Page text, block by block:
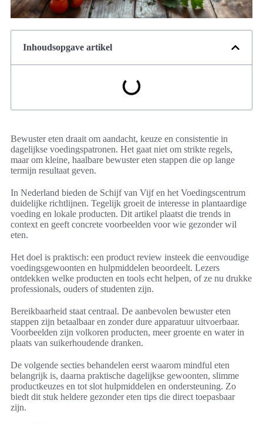
Inhoudsopgave artikel
Bewuster eten draait om aandacht, keuze en consistentie in
dagelijkse voedingspatronen. Het gaat niet om strikte regels,
maar om kleine, haalbare bewuster eten stappen die op lange
termijn resultaat geven.
In Nederland bieden de Schijf van Vijf en het Voedingscentrum
duidelijke richtlijnen. Tegelijk groeit de interesse in plantaardige
voeding en lokale producten. Dit artikel plaatst die trends in
context en geeft concrete voorbeelden voor wie gezonder wil
eten.
Het doel is praktisch: een product review insteek die eenvoudige
voedingsgewoonten en hulpmiddelen beoordeelt. Lezers
ontdekken welke producten en tools echt helpen, of ze nu drukke
professionals, ouders of studenten zijn.
Bereikbaarheid staat centraal. De aanbevolen bewuster eten
stappen zijn betaalbaar en zonder dure apparatuur uitvoerbaar.
Voorbeelden zijn volkoren producten, meer groente en water in
plaats van suikerhoudende dranken.
De volgende secties behandelen eerst waarom mindful eten
belangrijk is, daarna praktische dagelijkse gewoonten, slimme
productkeuzes en tot slot hulpmiddelen en ondersteuning. Zo
biedt dit stuk heldere gezonder eten tips die direct toepasbaar
zijn.